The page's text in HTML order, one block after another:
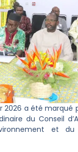
2026 a été marqué
du Conseil
et du